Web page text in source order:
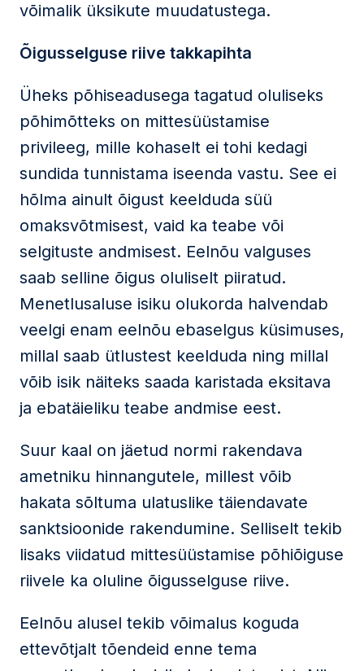
võimalik üksikute muudatustega.
Õigusselguse riive takkapihta
Üheks põhiseadusega tagatud oluliseks
põhimõtteks on mittesüüstamise
privileeg, mille kohaselt ei tohi kedagi
sundida tunnistama iseenda vastu. See ei
hõlma ainult õigust keelduda süü
omaksvõtmisest, vaid ka teabe või
selgituste andmisest. Eelnõu valguses
saab selline õigus oluliselt piiratud.
Menetlusaluse isiku olukorda halvendab
veelgi enam eelnõu ebaselgus küsimuses,
millal saab ütlustest keelduda ning millal
võib isik näiteks saada karistada eksitava
ja ebatäieliku teabe andmise eest.
Suur kaal on jäetud normi rakendava
ametniku hinnangutele, millest võib
hakata sõltuma ulatuslike täiendavate
sanktsioonide rakendumine. Selliselt tekib
lisaks viidatud mittesüüstamise põhiõiguse
riivele ka oluline õigusselguse riive.
Eelnõu alusel tekib võimalus koguda
ettevõtjalt tõendeid enne tema